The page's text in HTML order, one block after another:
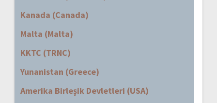
Kanada (Canada)
Malta (Malta)
KKTC (TRNC)
Yunanistan (Greece)
Amerika Birleşik Devletleri (USA)